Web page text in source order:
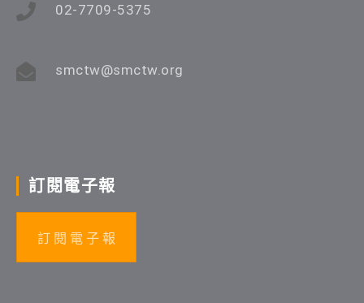
02-7709-5375
smctw@smctw.org
訂閱電子報
訂 閱 電 子 報